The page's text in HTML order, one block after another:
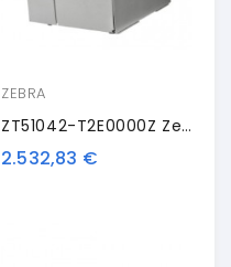
ZEBRA
ZT51042-T2E0000Z Zebra ZT510, 8 Punti /mm (203dpi), Peeler, Rewind, Disp., RTC, ZPL, ZPLII, USB, RS232, BT, Ethernet
2.532,83 €